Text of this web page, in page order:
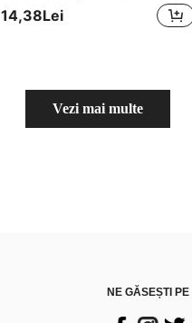
14,38Lei
Vezi mai multe
NE GĂSEȘTI PE